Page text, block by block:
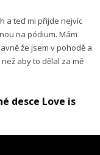
a teď mi přijde nejvíc
na pódium. Mám
že jsem v pohodě a
aby to dělal za mě
desce Love is